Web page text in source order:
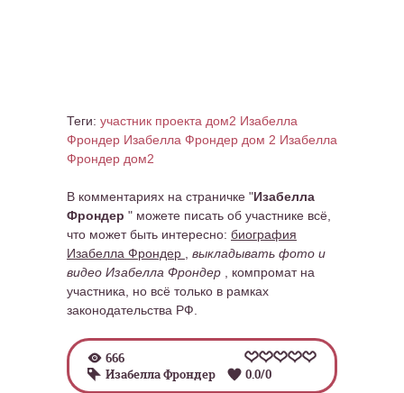
Теги: участник проекта дом2 Изабелла
Фрондер Изабелла Фрондер дом 2 Изабелла
Фрондер дом2
В комментариях на страничке "Изабелла
Фрондер " можете писать об участнике всё,
что может быть интересно: биография
Изабелла Фрондер
выкладывать фото и
видео Изабелла Фрондер
, компромат на
участника, но всё только в рамках
законодательства РФ.
666
Изабелла Фрондер
0.0/0